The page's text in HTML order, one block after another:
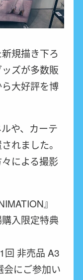
規描き下ろ
ズが多数販
大好評を博
や、カーテ
れました。
による撮影
』
入限定特典
回 非売品 A3
会にご参加い